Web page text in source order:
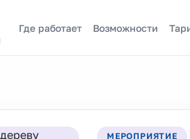
Где работает Возможности
МЕРОПРИЯТИЕ